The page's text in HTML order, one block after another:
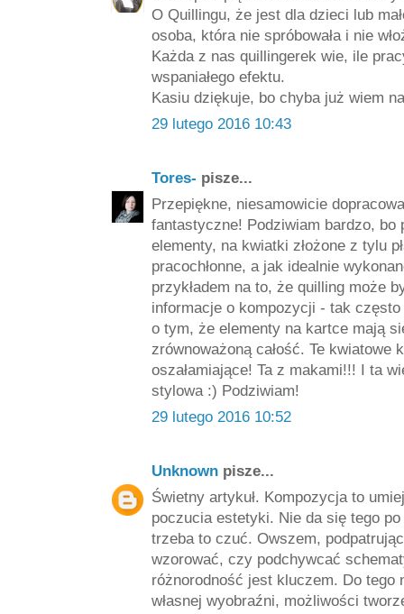
O Quillingu, że jest dla dzieci lub
osoba, która nie spróbowała i nie
Każda z nas quillingerek wie, ile
wspaniałego efektu.
Kasiu dziękuje, bo chyba już wiem
29 lutego 2016 10:43
Tores- pisze...
Przepiękne, niesamowicie
fantastyczne! Podziwiam bardzo,
elementy, na kwiatki złożone z tylu
pracochłonne, a jak idealnie
przykładem na to, że quilling może
informacje o kompozycji - tak
o tym, że elementy na kartce mają
zrównoważoną całość. Te
oszałamiające! Ta z makami!!! I ta
stylowa :) Podziwiam!
29 lutego 2016 10:52
Unknown pisze...
Świetny artykuł. Kompozycja to
poczucia estetyki. Nie da się tego
trzeba to czuć. Owszem,
wzorować, czy podchywcać
różnorodność jest kluczem. Do tego
własnej wyobraźni, możliwości